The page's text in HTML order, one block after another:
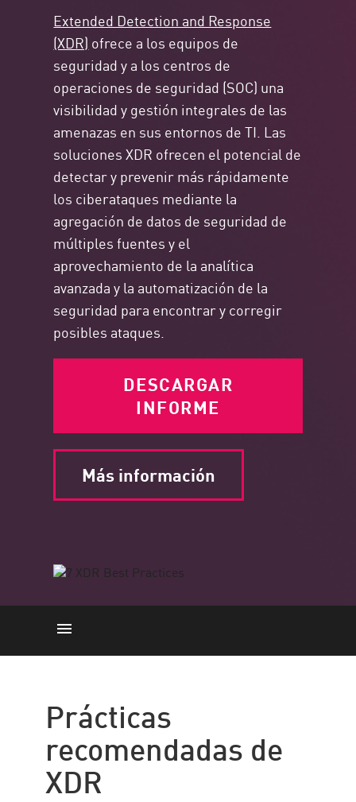
Extended Detection and Response
(XDR) ofrece a los equipos de
seguridad y a los centros de
operaciones de seguridad (SOC) una
visibilidad y gestión integrales de las
amenazas en sus entornos de TI. Las
soluciones XDR ofrecen el potencial de
detectar y prevenir más rápidamente
los ciberataques mediante la
agregación de datos de seguridad de
múltiples fuentes y el
aprovechamiento de la analítica
avanzada y la automatización de la
seguridad para encontrar y corregir
posibles ataques.
DESCARGAR
INFORME
Más información
Recursos
Prácticas
recomendadas de
XDR